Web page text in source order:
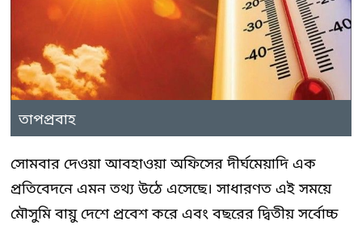
তাপপ্রবাহ
সোমবার দেওয়া আবহাওয়া অফিসের দীর্ঘমেয়াদি এক
প্রতিবেদনে এমন তথ্য উঠে এসেছে। সাধারণত এই সময়ে
মৌসুমি বায়ু দেশে প্রবেশ করে এবং বছরের দ্বিতীয় সর্বোচ্চ